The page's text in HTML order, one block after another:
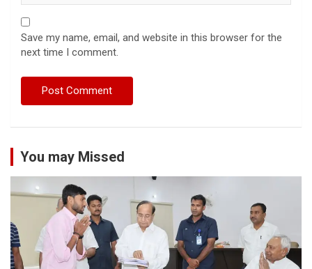
Save my name, email, and website in this browser for the
next time I comment.
You may Missed